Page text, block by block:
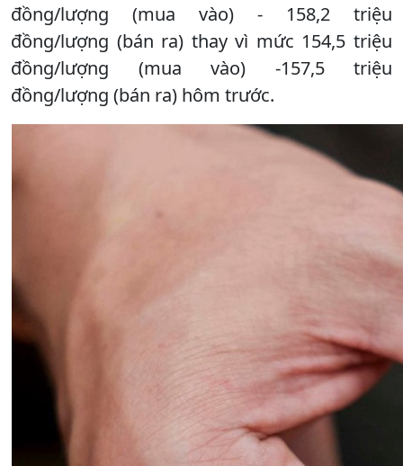
đồng/lượng (mua vào) - 158,2 triệu
đồng/lượng (bán ra) thay vì mức 154,5 triệu
đồng/lượng (mua vào) -157,5 triệu
đồng/lượng (bán ra) hôm trước.